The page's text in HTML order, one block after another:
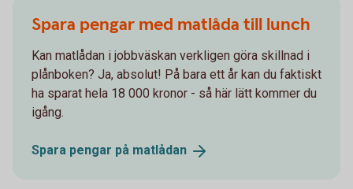
Spara pengar med matlåda till lunch
Kan matlådan i jobbväskan verkligen göra skillnad i
plånboken? Ja, absolut! På bara ett år kan du faktiskt
ha sparat hela 18 000 kronor - så här lätt kommer du
igång.
Spara pengar på matlådan